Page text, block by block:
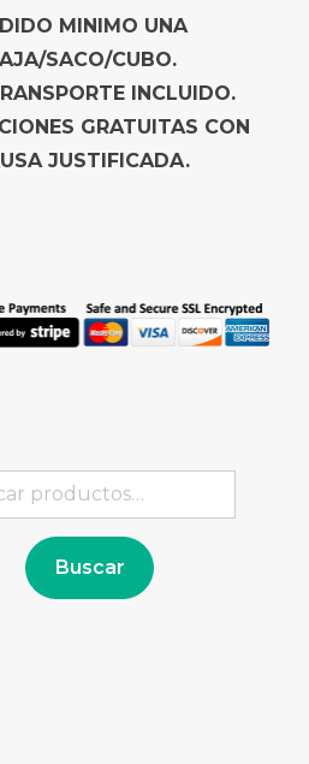
MINIMO UNA
SACO/CUBO.
INCLUIDO.
GRATUITAS CON
JUSTIFICADA.
Buscar